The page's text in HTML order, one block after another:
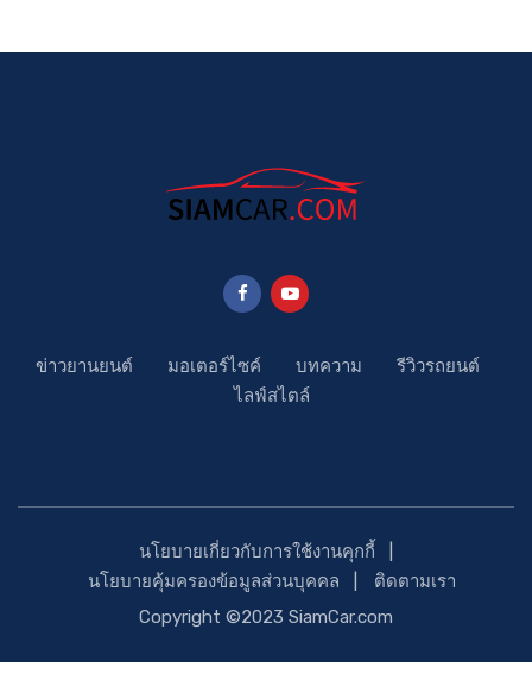
ข่าวยานยนต์ มอเตอร์ไซค์ บทความ
รีวิวรถยนต์
ไลฟ์สไตล์
นโยบายเกี่ยวกับการใช้งานคุกกี้
นโยบายคุ้มครองข้อมูลส่วนบุคคล
ติดตามเรา
Copyright ©2023 SiamCar.com